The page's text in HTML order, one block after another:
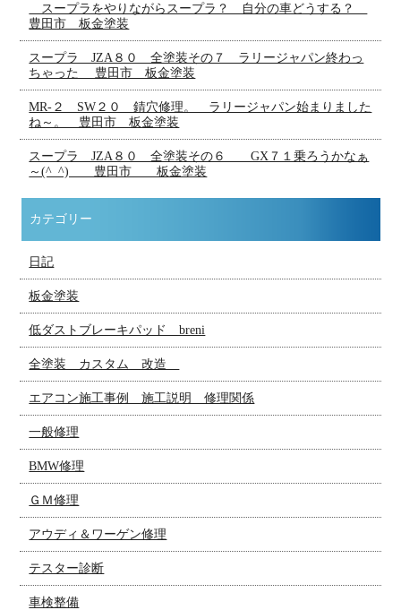
スープラをやりながらスープラ？ 自分の車どうする？
豊田市 板金塗装
スープラ JZA８０ 全塗装その７ ラリージャパン終わっ
ちゃった 豊田市 板金塗装
MR-２ SW２０ 錆穴修理。 ラリージャパン始まりました
ね～。 豊田市 板金塗装
スープラ JZA８０ 全塗装その６ GX７１乗ろうかなぁ
～(^_^) 豊田市 板金塗装
カテゴリー
日記
板金塗装
低ダストブレーキパッド breni
全塗装 カスタム 改造
エアコン施工事例 施工説明 修理関係
一般修理
BMW修理
ＧＭ修理
アウディ＆ワーゲン修理
テスター診断
車検整備